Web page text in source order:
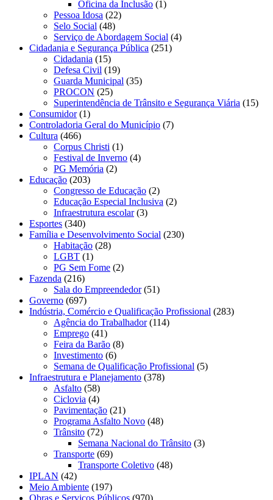
Oficina da Inclusão (1)
Pessoa Idosa (22)
Selo Social (48)
Serviço de Abordagem Social (4)
Cidadania e Segurança Pública (251)
Cidadania (15)
Defesa Civil (19)
Guarda Municipal (35)
PROCON (25)
Superintendência de Trânsito e Segurança Viária (15)
Consumidor(1)
Controladoria Geral do Município (7)
Cultura (466)
Corpus Christi (1)
Festival de Inverno (4)
PG Memória (2)
Educação (203)
Congresso de Educação (2)
Educação Especial Inclusiva (2)
Infraestrutura escolar(3)
Esportes (340)
Família e Desenvolvimento Social (230)
Habitação (28)
LGBT (1)
PG Sem Fome (2)
Fazenda (216)
Sala do Empreendedor(51)
Governo (697)
Indústria, Comércio e Qualificação Profissional (283)
Agência do Trabalhador(114)
Emprego (41)
Feira da Barão (8)
Investimento (6)
Semana de Qualificação Profissional (5)
Infraestrutura e Planejamento (378)
Asfalto (58)
Ciclovia (4)
Pavimentação (21)
Programa Asfalto Novo (48)
Trânsito (72)
Semana Nacional do Trânsito (3)
Transporte (69)
Transporte Coletivo (48)
IPLAN (42)
Meio Ambiente (197)
Obras e Serviços Públicos (970)